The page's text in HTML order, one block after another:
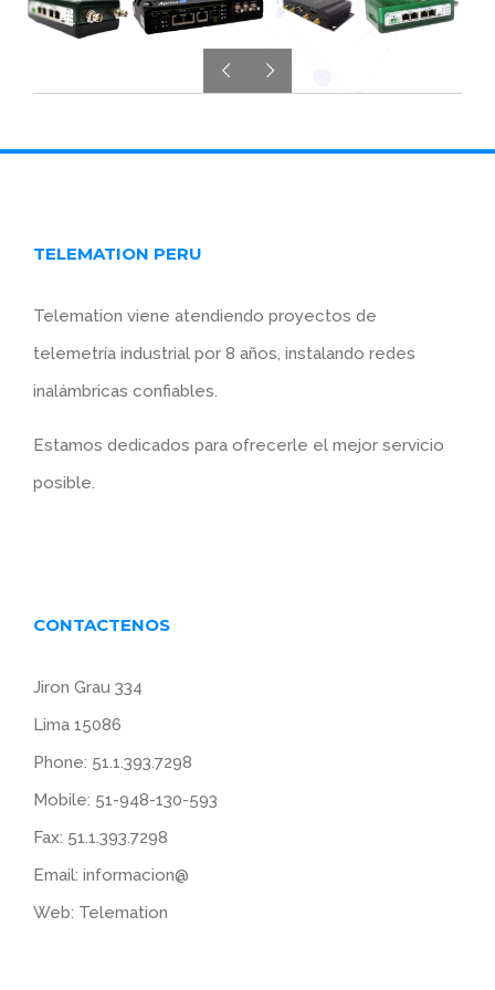
TELEMATION PERU
Telemation viene atendiendo proyectos de
telemetría industrial por 8 años, instalando redes
inalámbricas confiables.
Estamos dedicados para ofrecerle el mejor servicio
posible.
CONTACTENOS
Jiron Grau 334
Lima 15086
Phone: 51.1.393.7298
Mobile: 51-948-130-593
Fax: 51.1.393.7298
Email: informacion@
Web: Telemation